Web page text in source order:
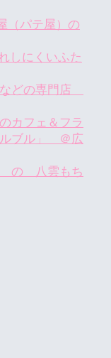
（パテ屋）の
しにくいふた
どの専門店
カフェ＆フラ
ブル」 ＠広
の 八雲もち